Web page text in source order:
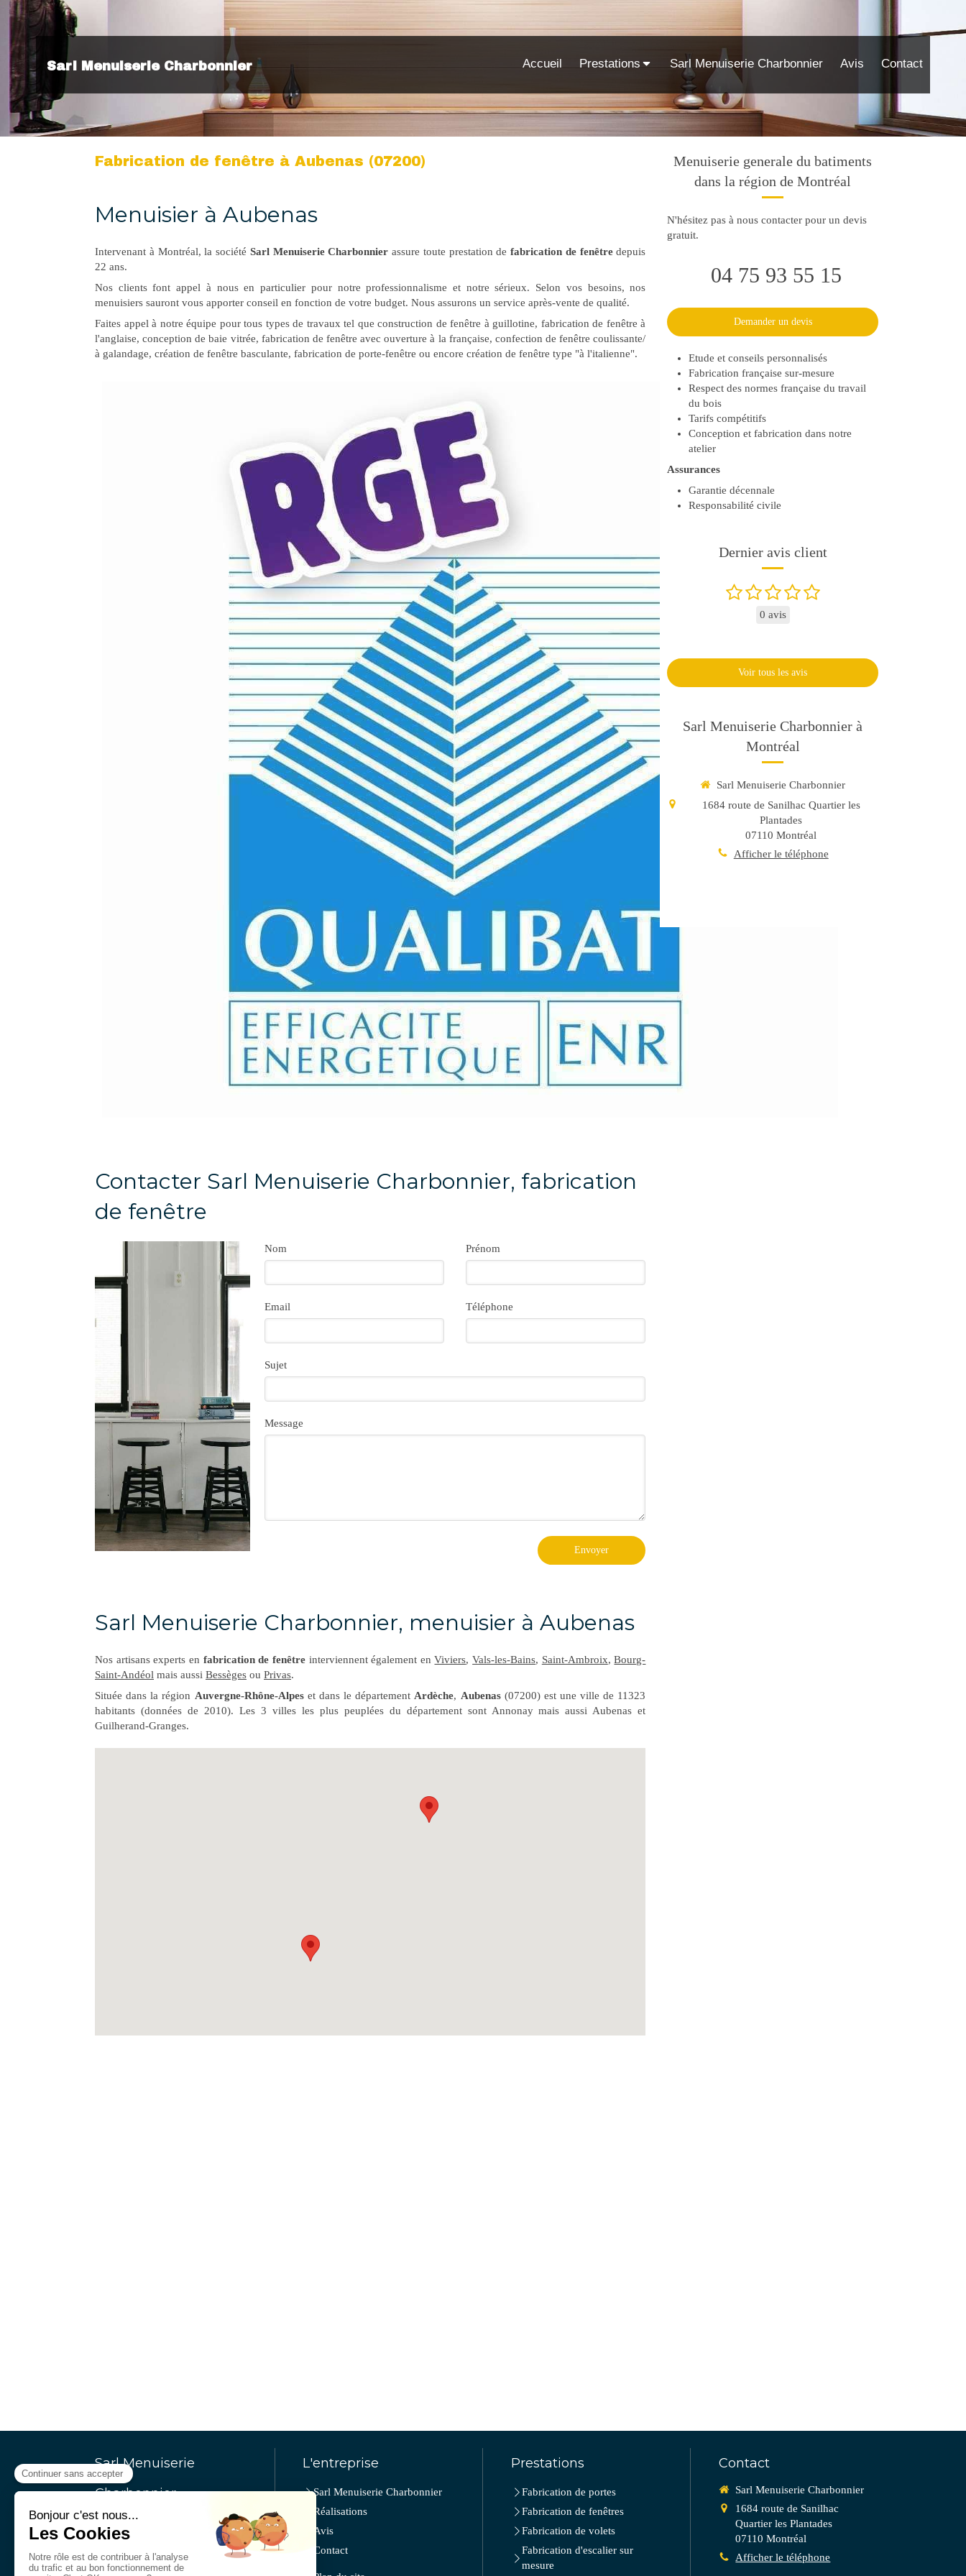
Accueil Prestations Sarl Menuiserie Charbonnier Avis Contact
Sarl Menuiserie Charbonnier
Fabrication de fenêtre à Aubenas (07200)
Menuisier à Aubenas
Intervenant à Montréal, la société Sarl Menuiserie Charbonnier assure toute prestation defabrication de fenêtredepuis
22 ans.
Nos clients font appel à nous en particulier pour notre professionnalisme et notre sérieux. Selon vos besoins, nos
menuisiers sauront vous apporter conseil en fonction de votre budget. Nous assurons un service après-vente de qualité.
Faites appel à notre équipe pour tous types de travaux tel que construction de fenêtre à guillotine, fabrication de fenêtre à
l'anglaise, conception de baie vitrée, fabrication de fenêtre avec ouverture à la française, confection de fenêtre coulissante/
à galandage, création de fenêtre basculante, fabrication de porte-fenêtre ou encore création de fenêtre type "à l'italienne".
Contacter Sarl Menuiserie Charbonnier, fabrication
de fenêtre
Nom Prénom
Email Téléphone
Sujet
Message
Envoyer
Sarl Menuiserie Charbonnier, menuisier à Aubenas
Nos artisans experts en fabrication de fenêtreinterviennent également enViviers,Vals-les-Bains, Saint-Ambroix,Bourg-
Saint-Andéol mais aussi Bessèges ou Privas.
Située dans la région Auvergne-Rhône-Alpeset dans le département Ardèche, Aubenas(07200) est une ville de 11323
habitants (données de 2010). Les 3 villes les plus peuplées du département sont Annonay mais aussi Aubenas et
Guilherand-Granges.
Menuiserie generale du batiments
dans la région de Montréal
N'hésitez pas à nous contacter pour un devis
gratuit.
04 75 93 55 15
Demander un devis
Etude et conseils personnalisés
Fabrication française sur-mesure
Respect des normes française du travail
du bois
Tarifs compétitifs
Conception et fabrication dans notre
atelier
Assurances
Garantie décennale
Responsabilité civile
Dernier avis client
0 avis
Voir tous les avis
Sarl Menuiserie Charbonnier à
Montréal
Sarl Menuiserie Charbonnier
1684 route de Sanilhac Quartier les
Plantades
07110 Montréal
Afficher le téléphone
Sarl Menuiserie
Charbonnier
© Sarl Menuiserie Charbonnier
Aubenas
Menuiserie generale du
batiments Ardèche (07)
L'entreprise
Sarl Menuiserie Charbonnier
Réalisations
Avis
Contact
Prestations
Fabrication de portes
Fabrication de fenêtres
Fabrication de volets
Fabrication d'escalier sur
mesure
Contact
Sarl Menuiserie Charbonnier
1684 route de Sanilhac
Quartier les Plantades
07110 Montréal
Afficher le téléphone